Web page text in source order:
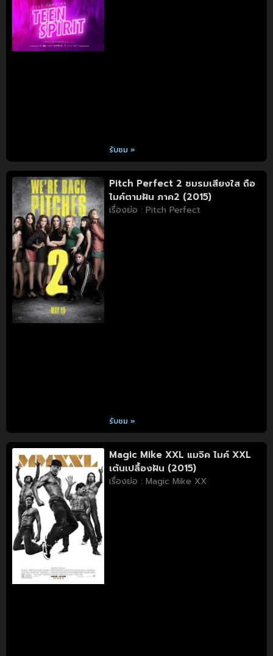
รับชม »
Pitch Perfect 2 ชมรมเสียงใส ถือ
ไมค์ตามฝัน ภาค2 (2015)
เรื่องย่อ : Pitch Perfect
รับชม »
Magic Mike XXL แมจิค ไมค์ XXL
เต้นเปลื้องฝัน (2015)
เรื่องย่อ : Magic Mike XX